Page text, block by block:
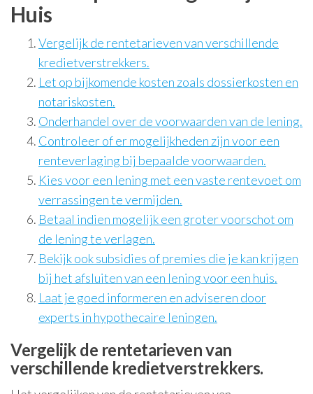
Huis
Vergelijk de rentetarieven van verschillende
kredietverstrekkers.
Let op bijkomende kosten zoals dossierkosten en
notariskosten.
Onderhandel over de voorwaarden van de lening.
Controleer of er mogelijkheden zijn voor een
renteverlaging bij bepaalde voorwaarden.
Kies voor een lening met een vaste rentevoet om
verrassingen te vermijden.
Betaal indien mogelijk een groter voorschot om
de lening te verlagen.
Bekijk ook subsidies of premies die je kan krijgen
bij het afsluiten van een lening voor een huis.
Laat je goed informeren en adviseren door
experts in hypothecaire leningen.
Vergelijk de rentetarieven van
verschillende kredietverstrekkers.